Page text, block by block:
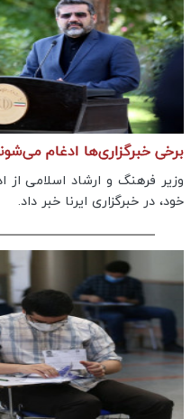
برخی خبرگزاری‌ها ادغام
وزیر فرهنگ و ارشاد اسلامی از
خود، در خبرگزاری ایرنا خبر داد.